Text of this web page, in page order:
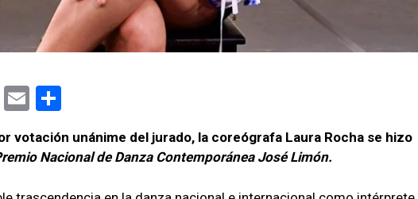
T
E
ail m
votación unánime del jurado, la coreógrafa Laura Rocha se hizo
Nacional de Danza Contemporánea José Limón.